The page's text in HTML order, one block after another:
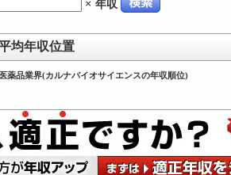
× 年収
均年収位置
医薬品業界(カルナバイオサイエンスの年収順位)